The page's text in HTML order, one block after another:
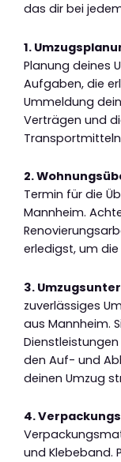
das dir bei
1.
Planung deines
Aufgaben, die
Ummeldung
Verträgen und
2.
Termin für die
Mannheim.
erledigst, um
3.
zuverlässiges
aus Mannheim.
den Auf- und
deinen Umzug
4.
und Klebeband.